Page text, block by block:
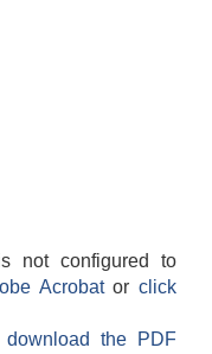
not configured to
Acrobatorclick
the PDF